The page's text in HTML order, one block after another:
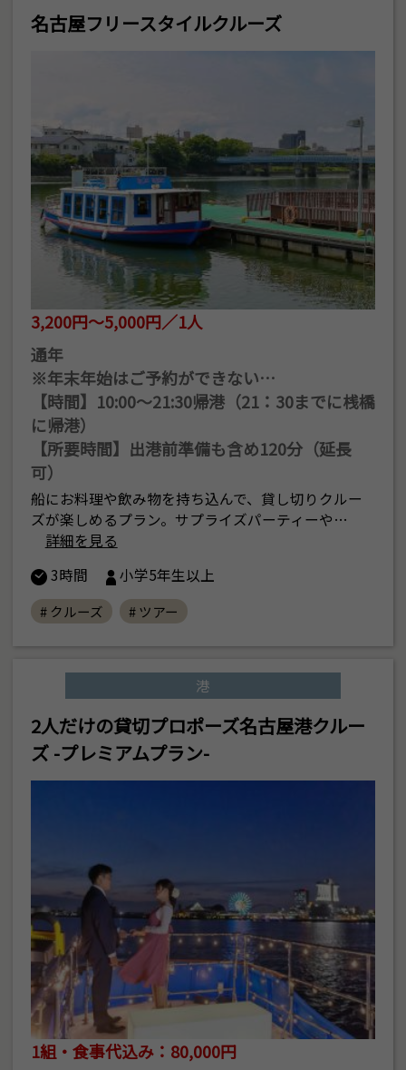
名古屋フリースタイルクルーズ
3,200円～5,000円／1人
通年
※年末年始はご予約ができない…
【時間】10:00〜21:30帰港（21：30までに桟橋
に帰港）
【所要時間】出港前準備も含め120分（延長
可）
船にお料理や飲み物を持ち込んで、貸し切りクルー
ズが楽しめるプラン。サプライズパーティーや…
詳細を見る
3時間
小学5年生以上
# クルーズ # ツアー
港
2人だけの貸切プロポーズ名古屋港クルー
ズ -プレミアムプラン-
1組・食事代込み：80,000円